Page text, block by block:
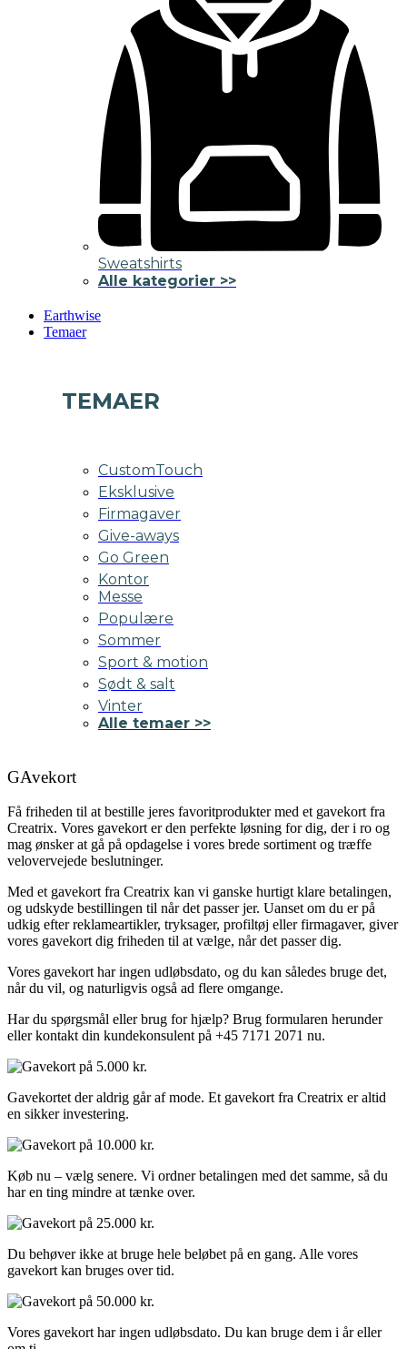
Sweatshirts
Alle kategorier >>
Earthwise
Temaer
TEMAER
CustomTouch
Eksklusive
Firmagaver
Give-aways
Go Green
Kontor
Messe
Populære
Sommer
Sport & motion
Sødt & salt
Vinter
Alle temaer >>
GAvekort
Få friheden til at bestille jeres favoritprodukter med et gavekort fra
Creatrix. Vores gavekort er den perfekte løsning for dig, der i ro og
mag ønsker at gå på opdagelse i vores brede sortiment og træffe
velovervejede beslutninger.
Med et gavekort fra Creatrix kan vi ganske hurtigt klare betalingen,
og udskyde bestillingen til når det passer jer. Uanset om du er på
udkig efter reklameartikler, tryksager, profiltøj eller firmagaver, giver
vores gavekort dig friheden til at vælge, når det passer dig.
Vores gavekort har ingen udløbsdato, og du kan således bruge det,
når du vil, og naturligvis også ad flere omgange.
Har du spørgsmål eller brug for hjælp? Brug formularen herunder
eller kontakt din kundekonsulent på +45 7171 2071 nu.
Gavekortet der aldrig går af mode. Et gavekort fra Creatrix er altid
en sikker investering.
Køb nu – vælg senere. Vi ordner betalingen med det samme, så du
har en ting mindre at tænke over.
Du behøver ikke at bruge hele beløbet på en gang. Alle vores
gavekort kan bruges over tid.
Vores gavekort har ingen udløbsdato. Du kan bruge dem i år eller